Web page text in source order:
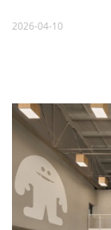
2026-04-10